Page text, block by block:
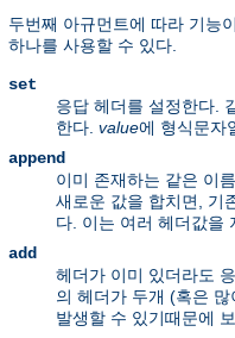
두번째 아규먼트에 따라 기능
하나를 사용할 수 있다.
set
응답 헤더를 설정한다.
한다. value에 형식문자
append
이미 존재하는 같은 이
새로운 값을 합치면, 기
다. 이는 여러 헤더값을
add
헤더가 이미 있더라도
의 헤더가 두개 (혹은
발생할 수 있기때문에